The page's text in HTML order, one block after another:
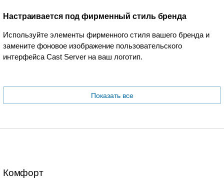
Настраивается под фирменный стиль бренда
Используйте элементы фирменного стиля вашего бренда и
замените фоновое изображение пользовательского
интерфейса Cast Server на ваш логотип.
Показать все
Комфорт